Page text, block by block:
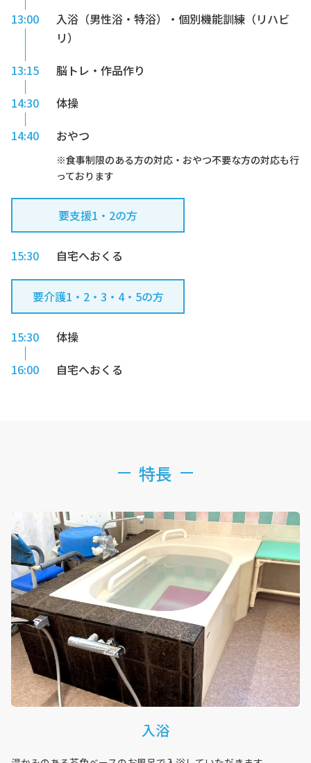
13:00
入浴（男性浴・特浴）・個別機能訓練（リハビ
リ）
13:15
脳トレ・作品作り
14:30
体操
14:40
おやつ
※食事制限のある方の対応・おやつ不要な方の対応も行
っております
要支援1・2の方
15:30 自宅へおくる
要介護1・2・3・4・5の方
15:30
体操
16:00
自宅へおくる
特長
入浴